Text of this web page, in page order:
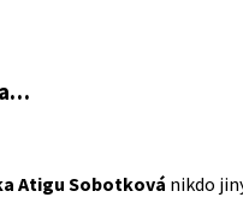
Atigu Sobotková nikdo